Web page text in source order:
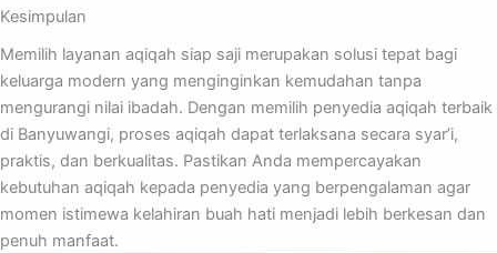
Kesimpulan
Memilih layanan aqiqah siap saji merupakan solusi tepat bagi
keluarga modern yang menginginkan kemudahan tanpa
mengurangi nilai ibadah. Dengan memilih penyedia aqiqah terbaik
di Banyuwangi, proses aqiqah dapat terlaksana secara syar’i,
praktis, dan berkualitas. Pastikan Anda mempercayakan
kebutuhan aqiqah kepada penyedia yang berpengalaman agar
momen istimewa kelahiran buah hati menjadi lebih berkesan dan
penuh manfaat.